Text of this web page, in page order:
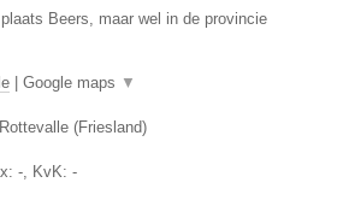
Beers, maar wel in de provincie
Google maps ▼
Rottevalle (Friesland)
-, KvK: -